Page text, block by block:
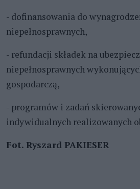
- dofinansowania do
niepełnosprawnych,
- refundacji składek na
niepełnosprawnych
gospodarczą,
- programów i zadań
indywidualnych realizowanych
Fot. Ryszard PAKIESER